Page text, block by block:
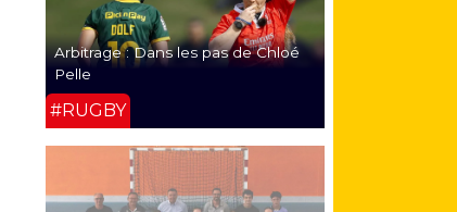
Arbitrage : Dans les pas de Chloé
Pelle
#RUGBY